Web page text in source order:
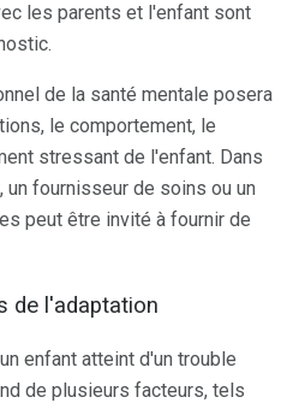
les parents et l'enfant sont
de la santé mentale posera
le comportement, le
stressant de l'enfant. Dans
un fournisseur de soins ou un
peut être invité à fournir de
de l'adaptation
enfant atteint d'un trouble
de plusieurs facteurs, tels